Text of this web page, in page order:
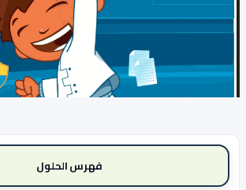
فهرس الحلول